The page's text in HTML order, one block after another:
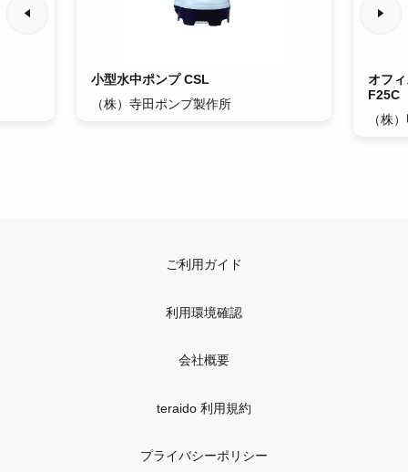
小型水中ポンプ CSL
（株）寺田ポンプ製作所
オフ
F25C
（株
ご利用ガイド
利用環境確認
会社概要
teraido 利用規約
プライバシーポリシー